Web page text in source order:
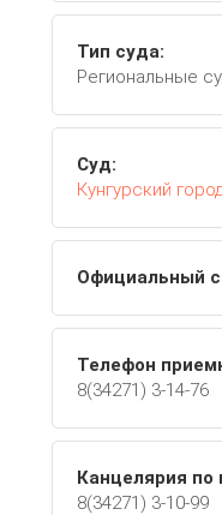
Тип суда:
Региональные
Суд:
Кунгурский
Официальный
Телефон
8(34271) 3-14-76
Канцелярия
8(34271) 3-10-99